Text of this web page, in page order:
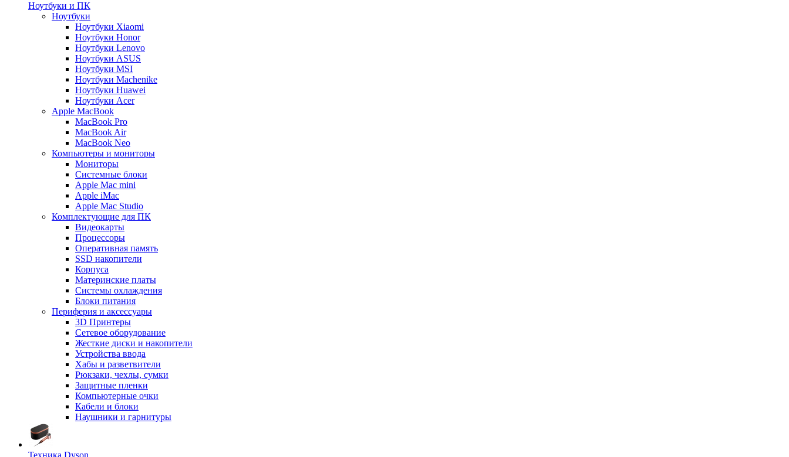
Ноутбуки и ПК
Ноутбуки
Ноутбуки Xiaomi
Ноутбуки Honor
Ноутбуки Lenovo
Ноутбуки ASUS
Ноутбуки MSI
Ноутбуки Machenike
Ноутбуки Huawei
Ноутбуки Acer
Apple MacBook
MacBook Pro
MacBook Air
MacBook Neo
Компьютеры и мониторы
Мониторы
Системные блоки
Apple Mac mini
Apple iMac
Apple Mac Studio
Комплектующие для ПК
Видеокарты
Процессоры
Оперативная память
SSD накопители
Корпуса
Материнские платы
Системы охлаждения
Блоки питания
Периферия и аксессуары
3D Принтеры
Сетевое оборудование
Жесткие диски и накопители
Устройства ввода
Хабы и разветвители
Рюкзаки, чехлы, сумки
Защитные пленки
Компьютерные очки
Кабели и блоки
Наушники и гарнитуры
Техника Dyson